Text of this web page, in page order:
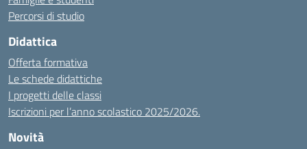
Percorsi di studio
Didattica
Offerta formativa
Le schede didattiche
I progetti delle classi
Iscrizioni per l’anno scolastico 2025/2026.
Novità